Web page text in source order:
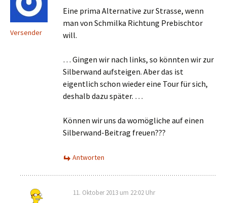
Versender
Eine prima Alternative zur Strasse, wenn
man von Schmilka Richtung Prebischtor
will.
… Gingen wir nach links, so könnten wir zur
Silberwand aufsteigen. Aber das ist
eigentlich schon wieder eine Tour für sich,
deshalb dazu später. …
Können wir uns da womögliche auf einen
Silberwand-Beitrag freuen???
Antworten
11. Oktober 2013 um 22:02 Uhr